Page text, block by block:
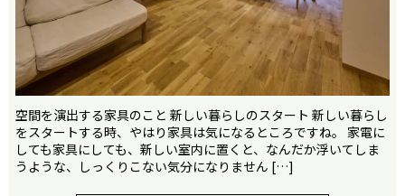
空間を演出する家具のこと 新しい暮らしのスタート 新しい暮らし
をスタートする時、やはり家具は気になるところですね。 家電に
しても家具にしても、新しい室内に置くと、なんだか浮いてしま
うような、しっくりこない気分になりません […]